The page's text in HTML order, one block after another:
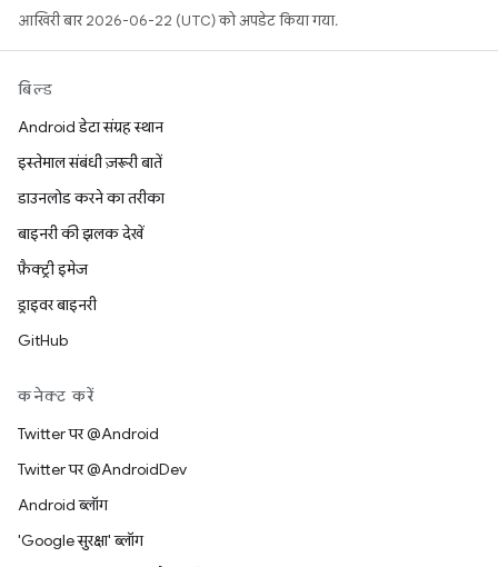
आखिरी बार 2026-06-22 (UTC) को अपडेट किया गया.
बिल्ड
Android डेटा संग्रह स्थान
इस्तेमाल संबंधी ज़रूरी बातें
डाउनलोड करने का तरीका
बाइनरी की झलक देखें
फ़ैक्ट्री इमेज
ड्राइवर बाइनरी
GitHub
कनेक्ट करें
Twitter पर @Android
Twitter पर @AndroidDev
Android ब्लॉग
'Google सुरक्षा' ब्लॉग